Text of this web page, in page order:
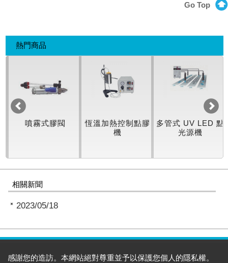
感謝您的造訪。本網站絕對尊重並予以保護您個人的隱私權。
Go Top
熱門商品
噴霧式膠閥
恆溫加熱控制點膠
機
多管式 UV LED 點
光源機
相關新聞
2023/05/18